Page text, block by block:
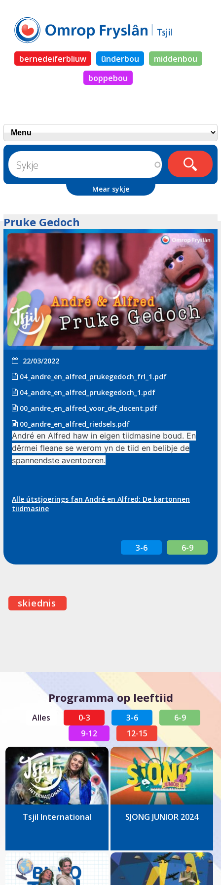
bernedeiferbliuw ûnderbou
middenbou
boppebou
Mear sykje
Pruke Gedoch
22/03/2022
04_andre_en_alfred_prukegedoch_frl_1.pdf
04_andre_en_alfred_prukegedoch_1.pdf
00_andre_en_alfred_voor_de_docent.pdf
00_andre_en_alfred_riedsels.pdf
André en Alfred haw in eigen tiidmasine boud. En
dêrmei fleane se werom yn de tiid en belibje de
spannendste aventoeren.
Alle útstjoerings fan André en Alfred: De kartonnen
tiidmasine
3-6 6-9
skiednis
Programma op leeftiid
Alles 0-3 3-6
6-9
9-12
12-15
Tsjil International SJONG JUNIOR 2024